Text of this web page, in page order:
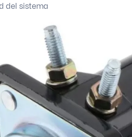
del sistema